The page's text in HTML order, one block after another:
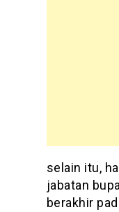
selain itu,
jabatan
berakhir